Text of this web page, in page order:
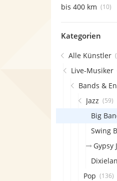
bis 400 km (10)
Kategorien
Alle Künstler
Live-Musiker
Bands &
Jazz (59)
Big
Swing
Gypsy
Pop (136)